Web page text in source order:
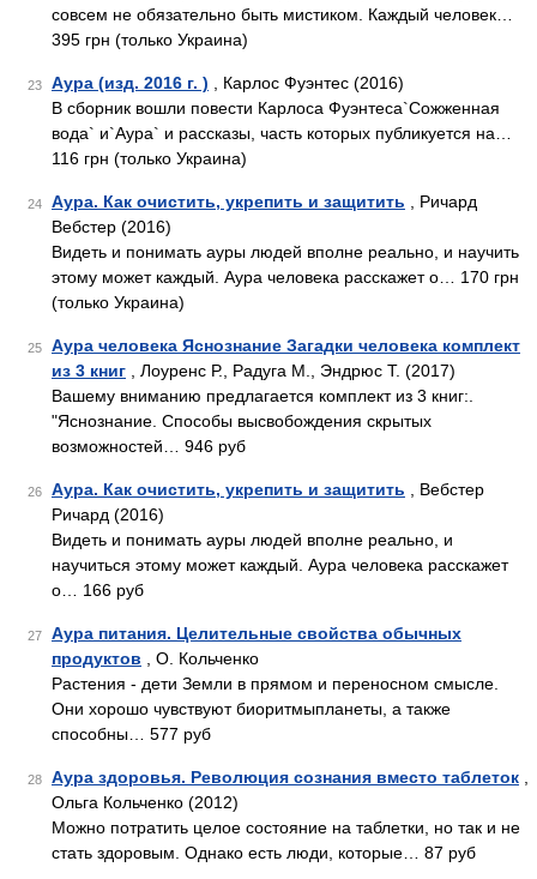
совсем не обязательно быть мистиком. Каждый человек…
395 грн (только Украина)
23 Аура (изд. 2016 г. ) , Карлос Фуэнтес (2016)
В сборник вошли повести Карлоса Фуэнтеса`Сожженная
вода` и`Аура` и рассказы, часть которых публикуется на…
116 грн (только Украина)
24 Аура. Как очистить, укрепить и защитить , Ричард
Вебстер (2016)
Видеть и понимать ауры людей вполне реально, и научить
этому может каждый. Аура человека расскажет о… 170 грн
(только Украина)
25
Аура человека Яснознание Загадки человека комплект
из 3 книг , Лоуренс Р., Радуга М., Эндрюс Т. (2017)
Вашему вниманию предлагается комплект из 3 книг:.
"Яснознание. Способы высвобождения скрытых
возможностей… 946 руб
26 Аура. Как очистить, укрепить и защитить , Вебстер
Ричард (2016)
Видеть и понимать ауры людей вполне реально, и
научиться этому может каждый. Аура человека расскажет
о… 166 руб
27
Аура питания. Целительные свойства обычных
продуктов , О. Кольченко
Растения - дети Земли в прямом и переносном смысле.
Они хорошо чувствуют биоритмыпланеты, а также
способны… 577 руб
28 Аура здоровья. Революция сознания вместо таблеток
Ольга Кольченко (2012)
Можно потратить целое состояние на таблетки, но так и не
стать здоровым. Однако есть люди, которые… 87 руб